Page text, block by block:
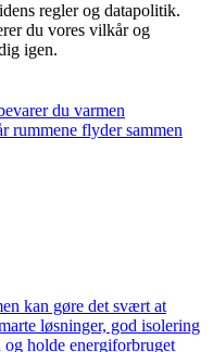
regler og datapolitik.
du vores vilkår og
igen.
du varmen
rummene flyder sammen
kan gøre det svært at
løsninger, god isolering
holde energiforbruget